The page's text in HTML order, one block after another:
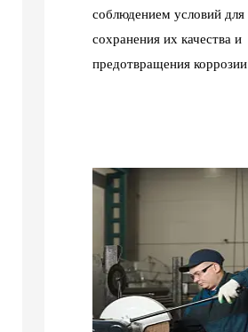
соблюдением условий для
сохранения их качества и
предотвращения коррозии